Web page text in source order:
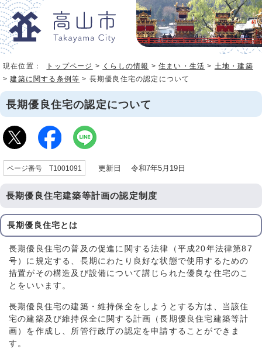
現在位置： トップページ > くらしの情報 >住まい・生活 > 土地・建築
>建築に関する条例等 > 長期優良住宅の認定について
長期優良住宅の認定について
ページ番号 T1001091 更新日 令和7年5月19日
長期優良住宅建築等計画の認定制度
長期優良住宅とは
長期優良住宅の普及の促進に関する法律（平成20年法律第87
号）に規定する、長期にわたり良好な状態で使用するための
措置がその構造及び設備について講じられた優良な住宅のこ
とをいいます。
長期優良住宅の建築・維持保全をしようとする方は、当該住
宅の建築及び維持保全に関する計画（長期優良住宅建築等計
画）を作成し、所管行政庁の認定を申請することができま
す。